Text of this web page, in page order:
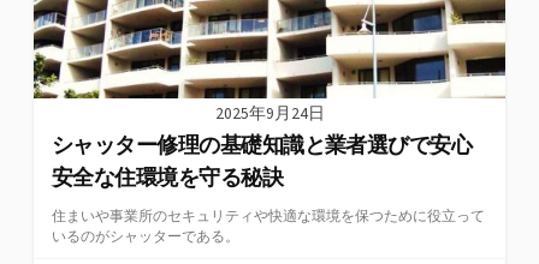
2025年9月24日
シャッター修理の基礎知識と業者選びで安心
安全な住環境を守る秘訣
住まいや事業所のセキュリティや快適な環境を保つために役立って
いるのがシャッターである。